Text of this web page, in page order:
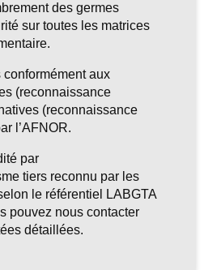
des germes
sur toutes les matrices
aux
(reconnaissance
(reconnaissance
l’AFNOR.
par
tiers reconnu par les
le référentiel LABGTA
pouvez nous contacter
détaillées.